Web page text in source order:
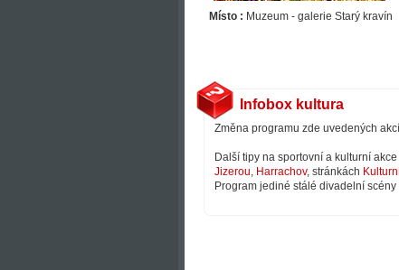
Místo : Muzeum - galerie Starý kravín
Infobox kultura
Změna programu zde uvedených
Další tipy na sportovní a kulturní
Jizerou, Harrachov, stránkách
Program jediné stálé divadelní